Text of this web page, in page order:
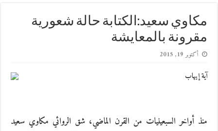
مكاوي سعيد:الكتابة حالة شعورية
مقرونة بالمعايشة
أكتوبر 19, 2015
آية إيهاب
منذ أواخر السبعينيات من القرن الماضي، شق الروائي مكاوي سعيد